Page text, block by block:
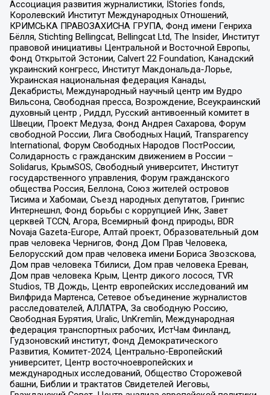
Ассоциация развития журналистики, IStories fonds,
Королевский Институт Международных Отношений,
КРИМСЬКА ПРАВОЗАХИСНА ГРУПА, Фонд имени Генриха
Бёлля, Stichting Bellingcat, Bellingcat Ltd, The Insider, Институт
правовой инициативы Центральной и Восточной Европы,
Фонд Открытой Эстонии, Calvert 22 Foundation, Канадский
украинский конгресс, Институт Макдональда-Лорье,
Украинская национальная федерация Канады,
Декабристы, Международный научный центр им Вудро
Вильсона, Свободная пресса, Возрождение, Всеукраинский
духовный центр , Риддл, Русский антивоенный комитет в
Швеции, Проект Медуза, Фонд Андрея Сахарова, Форум
свободной России, Лига Свободных Наций, Transparеncy
International, Форум Свободных Народов ПостРоссии,
Солидарность с гражданским движением в России –
Solidarus, КрымSOS, Свободный университет, Институт
государственного управления, Форум гражданского
общества Россия, Беллона, Союз жителей островов
Тисима и Хабомаи, Съезд народных депутатов, Гринпис
Интернешнл, Фонд борьбы с коррупцией Инк, Завет
церквей TCCN, Агора, Всемирный фонд природы, BDR
Novaja Gazeta-Europe, Алтай проект, Образовательный дом
прав человека Чернигов, Фонд Дом Прав Человека,
Белорусский дом прав человека имени Бориса Звозскова,
Дом прав человека Тбилиси, Дом прав человека Ереван,
Дом прав человека Крым, Центр дикого лосося, TVR
Studios, ТВ Дождь, Центр европейских исследований им
Вилфрида Мартенса, Сетевое объединение журналистов
расследователей, АЛЛАТРА, За свободную Россию,
Свободная Бурятия, Uralic, UnKremlin, Международная
федерация транспортных рабочих, ИстЧам Финланд,
Гудзоновский институт, Фонд Демократического
Развития, Комитет-2024, Центрально-Европейский
университет, Центр восточноевропейских и
международных исследований, Общество Сторожевой
башни, Библии и трактатов Свидетелей Иеговы,